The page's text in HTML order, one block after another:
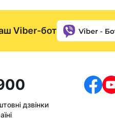
Viber-бот
дзвінки